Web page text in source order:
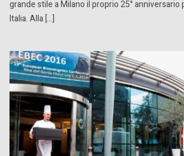
grande stile a Milano il proprio 25° anniversario
Italia. Alla […]